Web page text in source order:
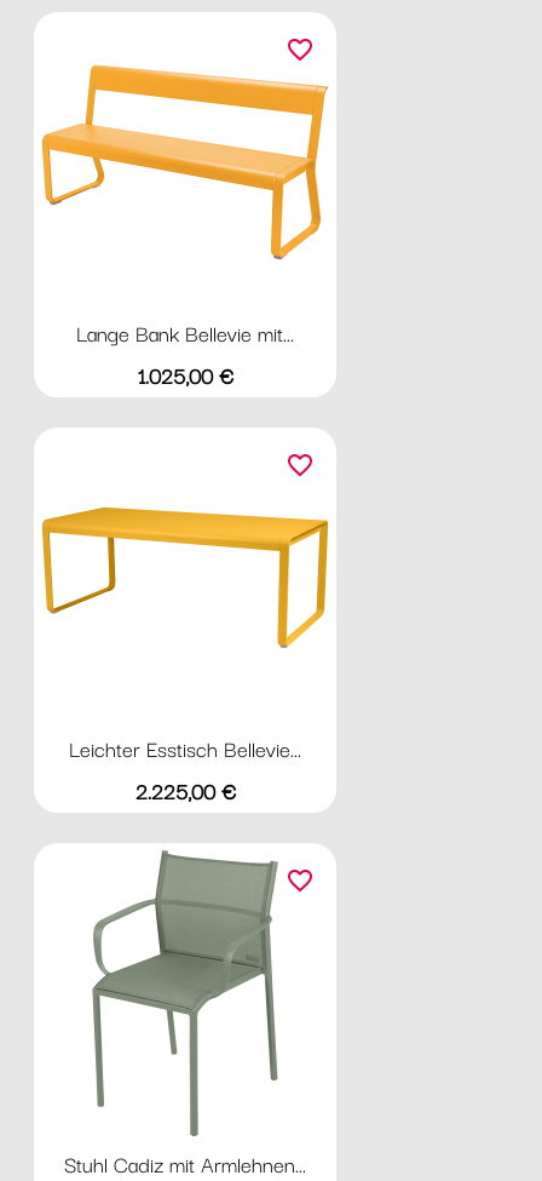
Lange Bank Bellevie mit...
Preis
1.025,00 €
favorite_border
Leichter Esstisch Bellevie...
Preis
2.225,00 €
favorite_border
Stuhl Cadiz mit Armlehnen...
favorite_border